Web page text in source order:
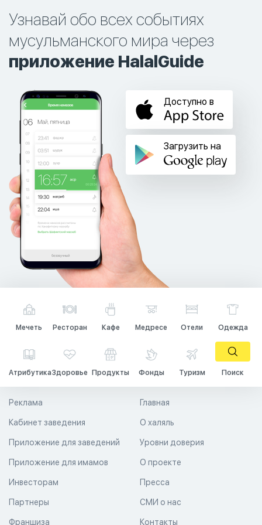
Узнавай обо всех событиях
мусульманского мира через
приложение HalalGuide
Доступно в
Загрузить на
Мечеть Ресторан Кафе Медресе Отели Одежда
АтрибутикаЗдоровье Продукты Фонды Туризм Поиск
Главная
О халяль
Уровни доверия
Реклама
Кабинет заведения
Приложение для заведений
Приложение для имамов О проекте
Пресса
СМИ о нас
Контакты
Инвесторам
Партнеры
Франшиза